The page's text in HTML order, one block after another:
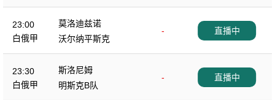
23:00
白俄甲
莫洛迪兹诺
-
沃尔纳平斯克
直播中
23:30
白俄甲
斯洛尼姆
-
明斯克B队
直播中